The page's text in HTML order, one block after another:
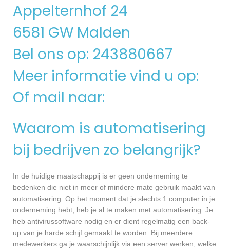
Appelternhof 24
6581 GW Malden
Bel ons op: 243880667
Meer informatie vind u op:
Of mail naar:
Waarom is automatisering
bij bedrijven zo belangrijk?
In de huidige maatschappij is er geen onderneming te
bedenken die niet in meer of mindere mate gebruik maakt van
automatisering. Op het moment dat je slechts 1 computer in je
onderneming hebt, heb je al te maken met automatisering. Je
heb antivirussoftware nodig en er dient regelmatig een back-
up van je harde schijf gemaakt te worden. Bij meerdere
medewerkers ga je waarschijnlijk via een server werken, welke